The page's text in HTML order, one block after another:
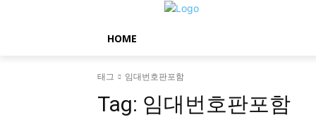
HOME
태그 임대번호판포함
Tag: 임대번호판포함